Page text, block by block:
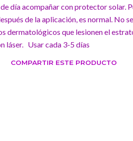
día acompañar con protector solar.
de la aplicación, es normal. No
dermatológicos que lesionen el
láser. Usar cada 3-5 días
COMPARTIR ESTE PRODUCTO